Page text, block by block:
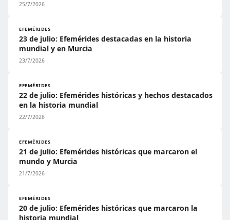
25/7/2026
EFEMÉRIDES
23 de julio: Efemérides destacadas en la historia
mundial y en Murcia
23/7/2026
EFEMÉRIDES
22 de julio: Efemérides históricas y hechos destacados
en la historia mundial
22/7/2026
EFEMÉRIDES
21 de julio: Efemérides históricas que marcaron el
mundo y Murcia
21/7/2026
EFEMÉRIDES
20 de julio: Efemérides históricas que marcaron la
historia mundial